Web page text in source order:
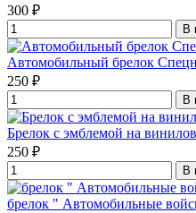
300 ₽
В
Автомобильный брелок
250 ₽
В
Брелок с эмблемой на
250 ₽
В
брелок " Автомобильные